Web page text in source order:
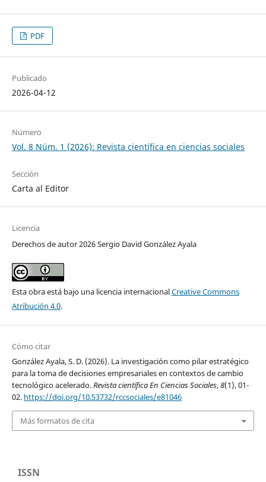
PDF
Publicado
2026-04-12
Número
Vol. 8 Núm. 1 (2026): Revista científica en ciencias sociales
Sección
Carta al Editor
Licencia
Derechos de autor 2026 Sergio David González Ayala
Esta obra está bajo una licencia internacionalCreative Commons
Atribución 4.0.
Cómo citar
González Ayala, S. D. (2026). La investigación como pilar estratégico
para la toma de decisiones empresariales en contextos de cambio
tecnológico acelerado.Revista científica En Ciencias Sociales,8(1), 01-
02. https://doi.org/10.53732/rccsociales/e81046
Más formatos de cita
ISSN